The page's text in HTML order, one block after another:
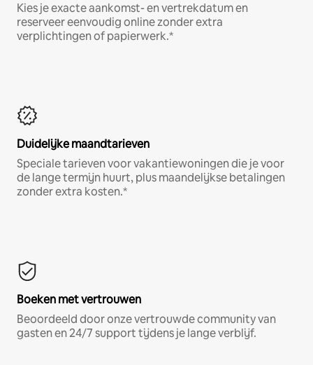
Kies je exacte aankomst- en vertrekdatum en
reserveer eenvoudig online zonder extra
verplichtingen of papierwerk.*
Duidelijke maandtarieven
Speciale tarieven voor vakantiewoningen die je voor
de lange termijn huurt, plus maandelijkse betalingen
zonder extra kosten.*
Boeken met vertrouwen
Beoordeeld door onze vertrouwde community van
gasten en 24/7 support tijdens je lange verblijf.